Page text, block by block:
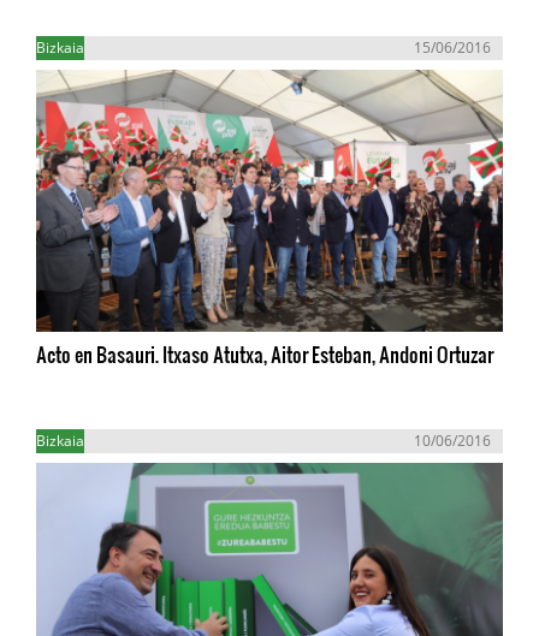
Bizkaia 15/06/2016
Acto en Basauri. Itxaso Atutxa, Aitor Esteban, Andoni Ortuzar
Bizkaia 10/06/2016